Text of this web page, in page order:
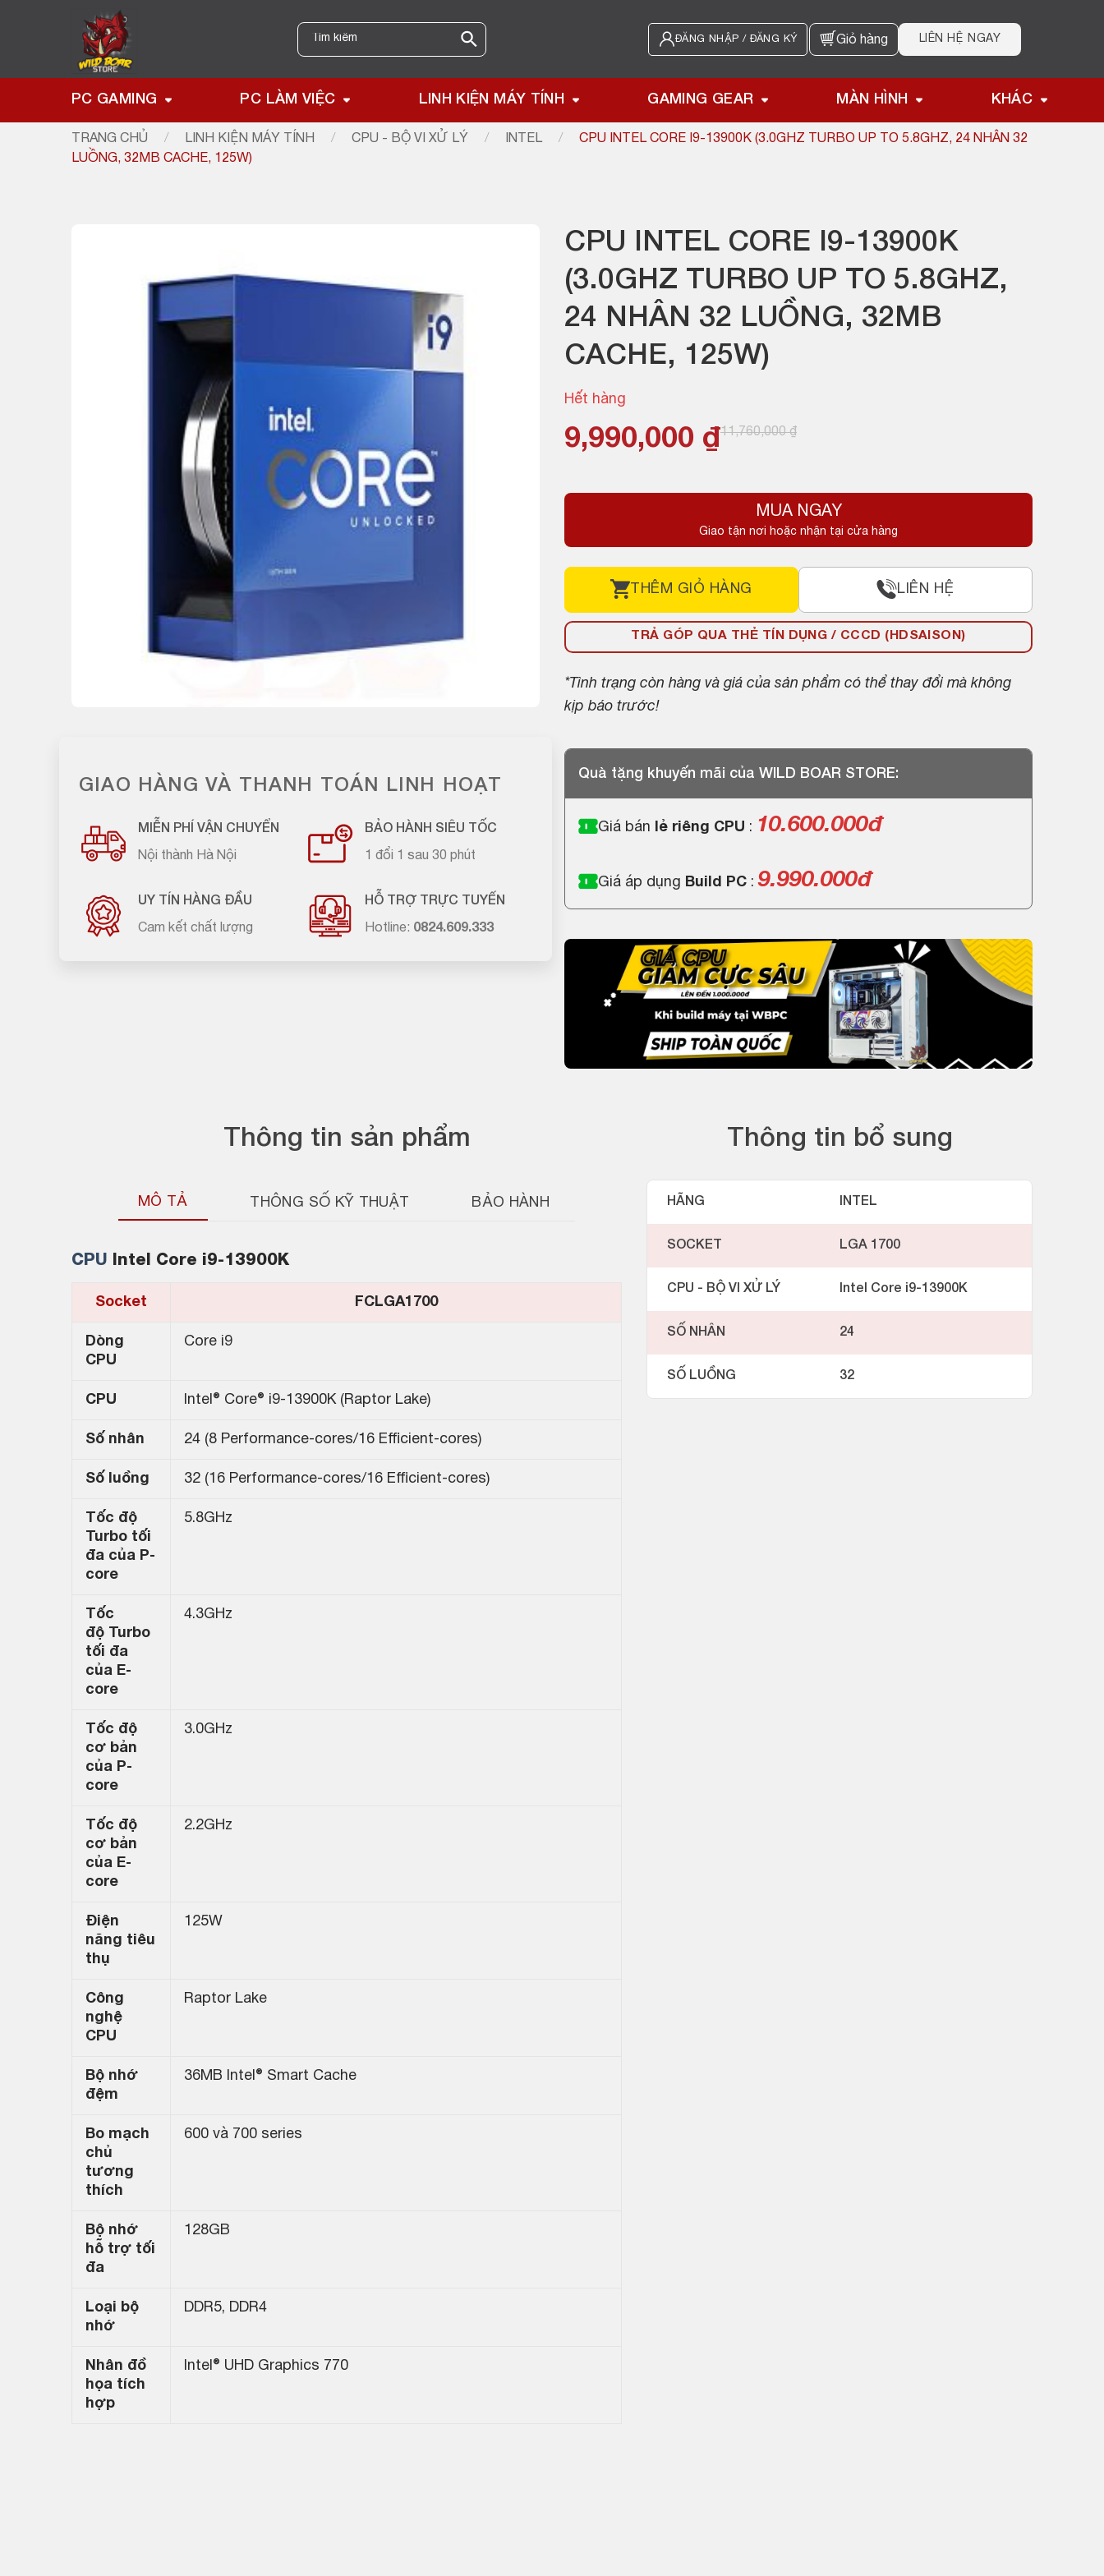
Tìm
kiếm:
ĐĂNG NHẬP / ĐĂNG KÝ Giỏ hàng LIÊN HỆ NGAY
PC GAMING PC LÀM VIỆC LINH KIỆN MÁY TÍNH GAMING GEAR MÀN HÌNH KHÁC
TRANG CHỦ / LINH KIỆN MÁY TÍNH / CPU - BỘ VI XỬ LÝ / INTEL /
CPU INTEL CORE I9-13900K (3.0GHZ TURBO UP TO 5.8GHZ, 24 NHÂN 32
LUỒNG, 32MB CACHE, 125W)
GIAO HÀNG VÀ THANH TOÁN LINH HOẠT
MIỄN PHÍ VẬN CHUYỂN
Nội thành Hà Nội
BẢO HÀNH SIÊU TỐC
1 đổi 1 sau 30 phút
UY TÍN HÀNG ĐẦU
Cam kết chất lượng
HỖ TRỢ TRỰC TUYẾN
Hotline: 0824.609.333
CPU INTEL CORE I9-13900K
(3.0GHZ TURBO UP TO 5.8GHZ,
24 NHÂN 32 LUỒNG, 32MB
CACHE, 125W)
Hết hàng
11,760,000₫
Giá
là:
11,760,000 ₫.
9,990,000 ₫
Giá
tại
9,990,000 ₫.
MUA NGAY
Giao tận nơi hoặc nhận tại cửa hàng
THÊM GIỎ HÀNG LIÊN HỆ
TRẢ GÓP QUA THẺ TÍN DỤNG / CCCD (HDSAISON)
*Tình trạng còn hàng và giá của sản phẩm có thể thay đổi mà không
kịp báo trước!
Quà tặng khuyến mãi của WILD BOAR STORE:
Giá bán lẻ riêng CPU : 10.600.000đ
Giá áp dụng Build PC : 9.990.000đ
Thông tin sản phẩm
MÔ TẢ THÔNG SỐ KỸ THUẬT BẢO HÀNH
CPU Intel Core i9-13900K
Socket FCLGA1700
Dòng
CPU
Core i9
CPU Intel® Core® i9-13900K (Raptor Lake)
Số nhân 24 (8 Performance-cores/16 Efficient-cores)
Số luồng 32 (16 Performance-cores/16 Efficient-cores)
Tốc độ
Turbo tối
đa của P-
core
5.8GHz
Tốc
độ Turbo
tối đa
của E-
core
4.3GHz
Tốc độ
cơ bản
của P-
core
3.0GHz
Tốc độ
cơ bản
của E-
core
2.2GHz
Điện
năng tiêu
thụ
125W
Công
nghệ
CPU
Raptor Lake
Bộ nhớ
đệm
36MB Intel® Smart Cache
Bo mạch
chủ
tương
thích
600 và 700 series
Bộ nhớ
hỗ trợ tối
đa
128GB
Loại bộ
nhớ
DDR5, DDR4
Nhân đồ
họa tích
hợp
Intel® UHD Graphics 770
Thông tin bổ sung
HÃNG INTEL
SOCKET LGA 1700
CPU - BỘ VI XỬ LÝ Intel Core i9-13900K
SỐ NHÂN 24
SỐ LUỒNG 32